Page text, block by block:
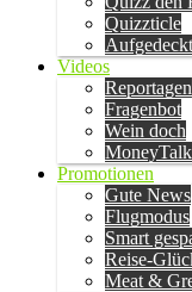
Quizzticle
Aufgedeckt
Videos
Reportagen
Fragenbot
Wein doch
Promotionen
Gute News
Flugmodus
Smart
Reise-
Meat &